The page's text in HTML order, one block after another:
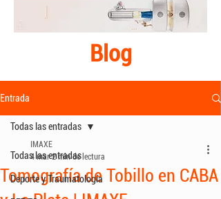
Blog
Entrada
Todas las entradas
Deporte y Traumatología
Todas las entradas
Tomografía de Tobillo en CABA
IMAXE
4 mar 2 min de lectura